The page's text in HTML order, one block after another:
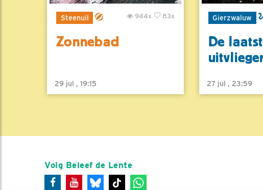
Steenuil 83x
944x
Zonnebad
29 jul , 19:15
Gierzwaluw
De
27 jul , 23:59
Volg Beleef de Lente